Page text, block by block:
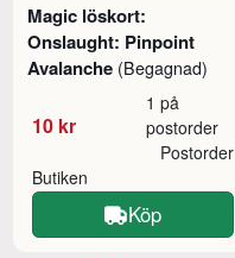
Magic löskort:
Onslaught: Pinpoint
Avalanche (Begagnad)
10 kr
1 på
postorder
Butiken
Postorder
Köp